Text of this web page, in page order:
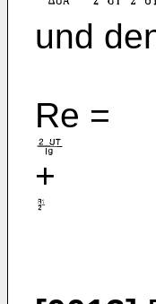
und
Re =
+